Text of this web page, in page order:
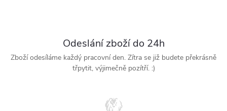
Odeslání zboží do 24h
Zboží odesíláme každý pracovní den. Zítra se již budete překrásně
třpytit, výjimečně pozítří. :)